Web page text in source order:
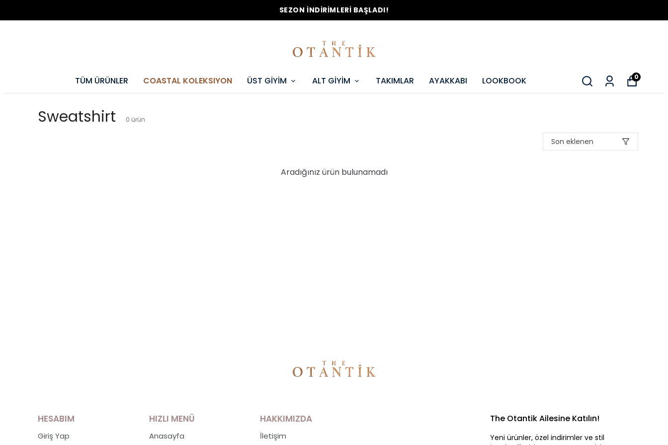
SEZON İNDİRİMLERİ BAŞLADI!
TÜM ÜRÜNLER COASTAL KOLEKSIYON ÜST GİYİM ALT GİYİM TAKIMLAR AYAKKABI LOOKBOOK 0
Sweatshirt 0 ürün
Son eklenen
Aradığınız ürün bulunamadı
HESABIM
Giriş Yap
HIZLI MENÜ
Anasayfa
HAKKIMIZDA
İletişim
The Otantik Ailesine Katılın!
Yeni ürünler, özel indirimler ve stil